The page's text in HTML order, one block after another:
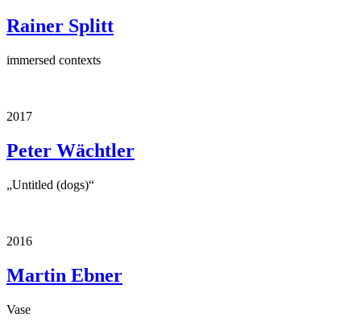
Rainer Splitt
immersed contexts
2017
Peter Wächtler
„Untitled (dogs)“
2016
Martin Ebner
Vase